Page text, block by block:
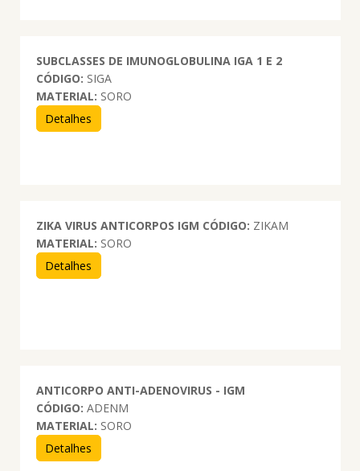
SUBCLASSES DE IMUNOGLOBULINA IGA 1 E 2
CÓDIGO: SIGA
MATERIAL: SORO
Detalhes
ZIKA VIRUS ANTICORPOS IGM CÓDIGO: ZIKAM
MATERIAL: SORO
Detalhes
ANTICORPO ANTI-ADENOVIRUS - IGM
CÓDIGO: ADENM
MATERIAL: SORO
Detalhes